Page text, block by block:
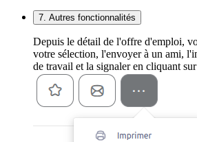
7. Autres fonctionnalités
Depuis le détail de l'offre d'emploi,
votre sélection, l'envoyer à un ami,
de travail et la signaler en cliquant